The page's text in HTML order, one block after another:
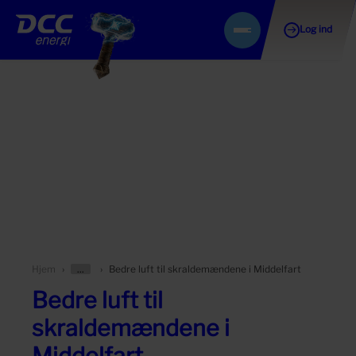
Gå
indhold
Menu
Log ind
Hjem
Vis/skjulBedre luft til skraldemændene i Middelfart
Bedre luft til
skraldemændene i